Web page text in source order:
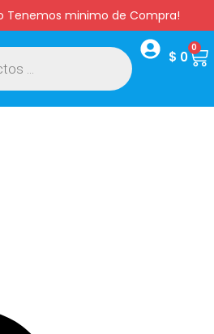
Tenemos minimo de Compra!
$ 0
0